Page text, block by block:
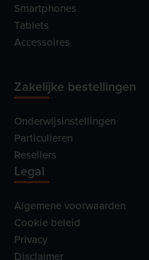
Smartphones
Tablets
Accessoires
Zakelijke bestellingen
Onderwijsinstellingen
Particulieren
Resellers
Legal
Algemene voorwaarden
Cookie beleid
Privacy
Disclaimer